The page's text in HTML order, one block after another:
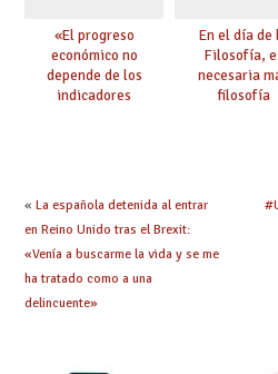
«El progreso
económico no
depende de los
indicadores
En el día de
Filosofía,
necesaria
filosofía
« La española detenida al entrar
en Reino Unido tras el Brexit:
«Venía a buscarme la vida y se me
ha tratado como a una
delincuente»